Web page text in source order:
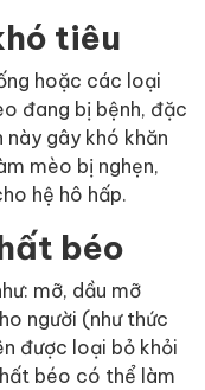
tiêu
hoặc các loại
đang bị bệnh, đặc
gây khó khăn
mèo bị nghẹn,
hệ hô hấp.
béo
mỡ, dầu mỡ
người (như thức
được loại bỏ khỏi
béo có thể làm